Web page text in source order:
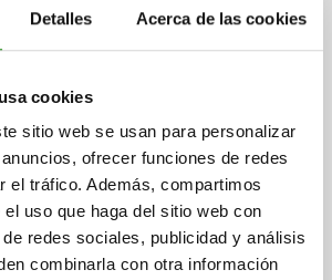
Detalles Acerca de las cookies
cookies
sitio web se usan para personalizar
ofrecer funciones de redes
el tráfico. Además, compartimos
uso que haga del sitio web con
redes sociales, publicidad y análisis
combinarla con otra información
DETALLES